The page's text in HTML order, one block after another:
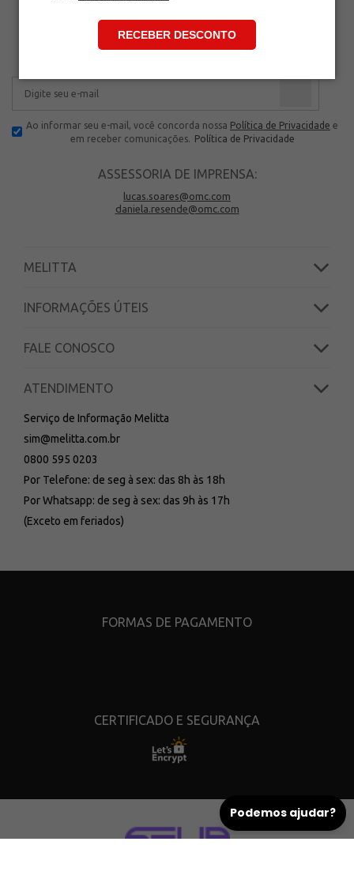
RECEBER DESCONTO
Ao informar seu e-mail, você concorda nossa Política de Privacidade e
em receber comunicações. Política de Privacidade
ASSESSORIA DE IMPRENSA:
lucas.soares@omc.com
daniela.resende@omc.com
MELITTA
INFORMAÇÕES ÚTEIS
FALE CONOSCO
ATENDIMENTO
Serviço de Informação Melitta
sim@melitta.com.br
0800 595 0203
Por Telefone: de seg à sex: das 8h às 18h
Por Whatsapp: de seg à sex: das 9h às 17h
(Exceto em feriados)
FORMAS DE PAGAMENTO
CERTIFICADO E SEGURANÇA